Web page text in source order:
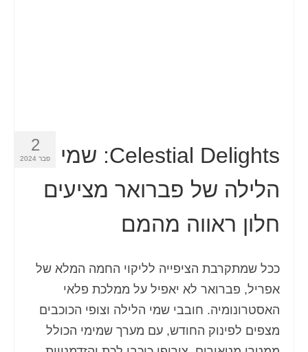
2
פבר 2024
Celestial Delights: שמי
הלילה של פברואר מציעים
חלון ראווה מהמם
ככל שמתקרבת הציפייה לליקוי החמה המלא של
אפריל, פברואר לא יאפיל על ממלכת פלאי
האסטרונומיה. חובבי שמי הלילה וצופי הכוכבים
מצפים לפינוק החודש, עם מערך שמימי הכולל